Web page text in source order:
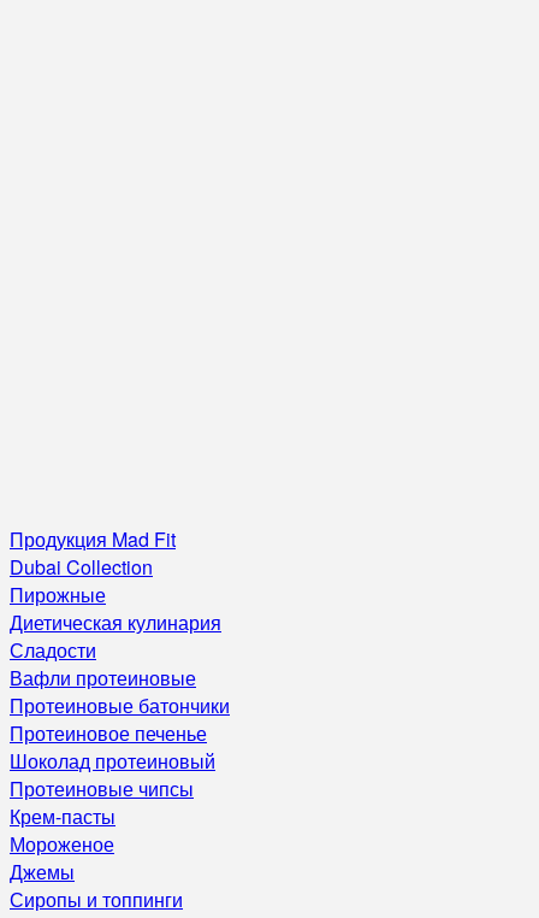
Продукция Mad Fit
Dubai Collection
Пирожные
Диетическая кулинария
Сладости
Вафли протеиновые
Протеиновые батончики
Протеиновое печенье
Шоколад протеиновый
Протеиновые чипсы
Крем-пасты
Мороженое
Джемы
Сиропы и топпинги